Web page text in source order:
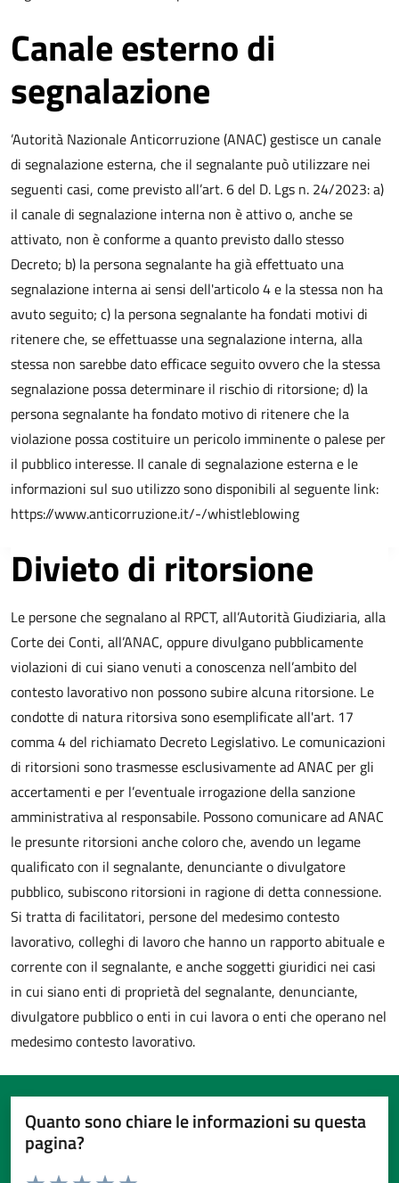
Canale esterno di
segnalazione
’Autorità Nazionale Anticorruzione (ANAC) gestisce un canale
di segnalazione esterna, che il segnalante può utilizzare nei
seguenti casi, come previsto all’art. 6 del D. Lgs n. 24/2023: a)
il canale di segnalazione interna non è attivo o, anche se
attivato, non è conforme a quanto previsto dallo stesso
Decreto; b) la persona segnalante ha già effettuato una
segnalazione interna ai sensi dell'articolo 4 e la stessa non ha
avuto seguito; c) la persona segnalante ha fondati motivi di
ritenere che, se effettuasse una segnalazione interna, alla
stessa non sarebbe dato efficace seguito ovvero che la stessa
segnalazione possa determinare il rischio di ritorsione; d) la
persona segnalante ha fondato motivo di ritenere che la
violazione possa costituire un pericolo imminente o palese per
il pubblico interesse. Il canale di segnalazione esterna e le
informazioni sul suo utilizzo sono disponibili al seguente link:
https://www.anticorruzione.it/-/whistleblowing
Divieto di ritorsione
Le persone che segnalano al RPCT, all’Autorità Giudiziaria, alla
Corte dei Conti, all’ANAC, oppure divulgano pubblicamente
violazioni di cui siano venuti a conoscenza nell’ambito del
contesto lavorativo non possono subire alcuna ritorsione. Le
condotte di natura ritorsiva sono esemplificate all'art. 17
comma 4 del richiamato Decreto Legislativo. Le comunicazioni
di ritorsioni sono trasmesse esclusivamente ad ANAC per gli
accertamenti e per l’eventuale irrogazione della sanzione
amministrativa al responsabile. Possono comunicare ad ANAC
le presunte ritorsioni anche coloro che, avendo un legame
qualificato con il segnalante, denunciante o divulgatore
pubblico, subiscono ritorsioni in ragione di detta connessione.
Si tratta di facilitatori, persone del medesimo contesto
lavorativo, colleghi di lavoro che hanno un rapporto abituale e
corrente con il segnalante, e anche soggetti giuridici nei casi
in cui siano enti di proprietà del segnalante, denunciante,
divulgatore pubblico o enti in cui lavora o enti che operano nel
medesimo contesto lavorativo.
Quanto sono chiare le informazioni su questa
pagina?
Valuta da 1 a 5 stelle la pagina